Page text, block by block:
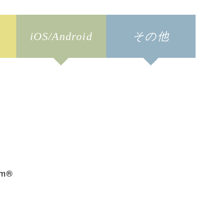
iOS/Android その他